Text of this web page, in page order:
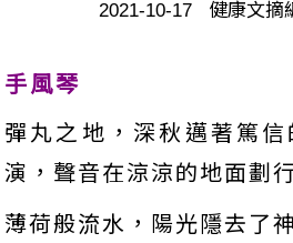
2021-10-17 健康文摘
手風琴
彈丸之地，深秋邁著篤
演，聲音在涼涼的地面劃行
薄荷般流水，陽光隱去了